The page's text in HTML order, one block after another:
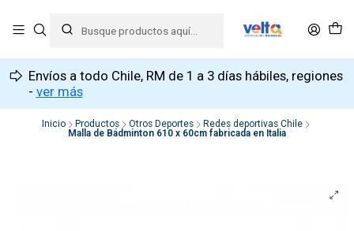
Envíos a todo Chile, RM de 1 a 3 días hábiles, regiones
- ver más
Inicio Productos Otros Deportes
Redes deportivas Chile
Malla de Bádminton 610 x 60cm fabricada en Italia